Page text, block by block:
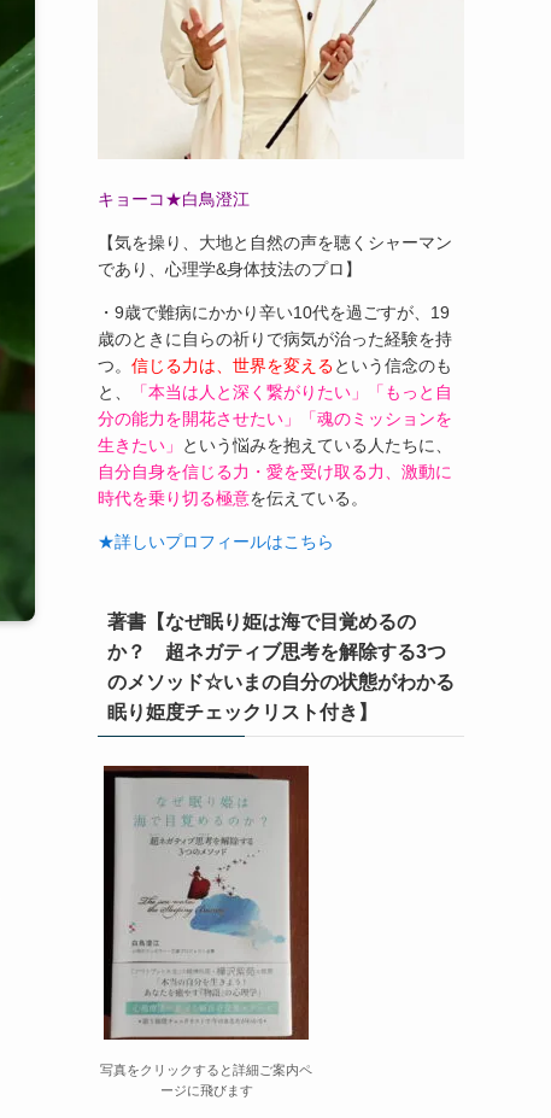
キョーコ★白鳥澄江
【気を操り、大地と自然の声を聴くシャーマン
であり、心理学&身体技法のプロ】
・9歳で難病にかかり辛い10代を過ごすが、19
歳のときに自らの祈りで病気が治った経験を持
つ。 信じる力は、世界を変えるという信念のも
と、
「本当は人と深く繋がりたい」「もっと自
分の能力を開花させたい」「魂のミッションを
生きたい」
という悩みを抱えている人たちに、
自分自身を信じる力・愛を受け取る力、激動に
時代を乗り切る極意を伝えている。
★詳しいプロフィールはこちら
著書【なぜ眠り姫は海で目覚めるの
か？ 超ネガティブ思考を解除する3つ
のメソッド☆いまの自分の状態がわかる
眠り姫度チェックリスト付き】
写真をクリックすると詳細ご案内ペ
ージに飛びます